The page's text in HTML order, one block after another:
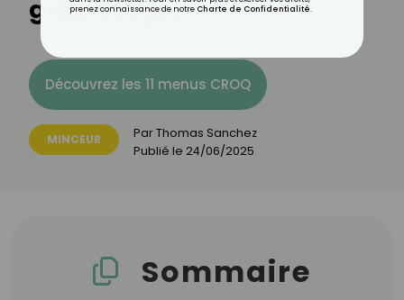
grignotages
Découvrez les 11 menus CROQ
MINCEUR ParThomas Sanchez
Publié le 24/06/2025
Sommaire
prenez connaissance de notre Charte de Confidentialité.